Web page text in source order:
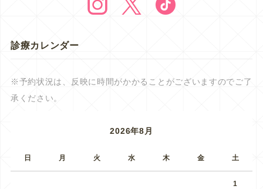
診療カレンダー
※予約状況は、反映に時間がかかることがございますのでご了
承ください。
2026年8月
日 月 火 水 木 金 土
1